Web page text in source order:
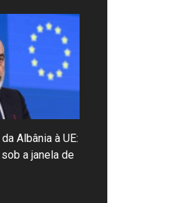
Albânia à UE:
a janela de